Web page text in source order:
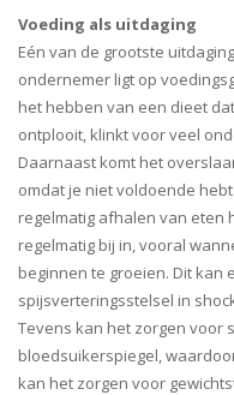
Voeding als uitdaging
Eén van de grootste
ondernemer ligt op
het hebben van een dieet
ontplooit, klinkt voor veel
Daarnaast komt het
omdat je niet voldoende
regelmatig afhalen van eten
regelmatig bij in, vooral
beginnen te groeien. Dit kan
spijsverteringsstelsel in
Tevens kan het zorgen voor
bloedsuikerspiegel,
kan het zorgen voor